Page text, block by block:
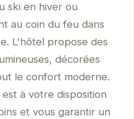
ski en hiver ou
au coin du feu dans
L'hôtel propose des
décorées
le confort moderne.
à votre disposition
et vous garantir un